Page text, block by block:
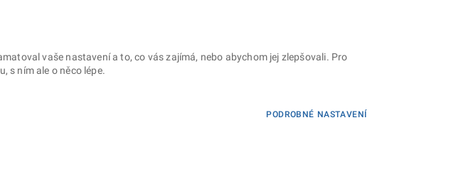
vaše nastavení a to, co vás zajímá, nebo abychom jej zlepšovali. Pro
s ním ale o něco lépe.
PODROBNÉ NASTAVENÍ